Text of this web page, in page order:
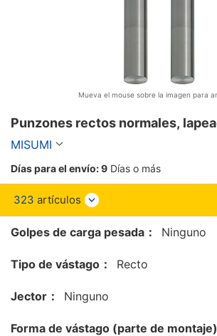
Mueva el mouse sobre la imagen para
Punzones rectos normales,
MISUMI
Días para el envío:9 Días o más
323 artículos
Golpes de carga pesada： Ninguno
Tipo de vástago： Recto
Jector： Ninguno
Forma de vástago (parte de montaje)